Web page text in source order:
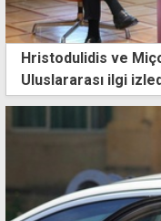
Hristodulidis ve
Uluslararası ilgi